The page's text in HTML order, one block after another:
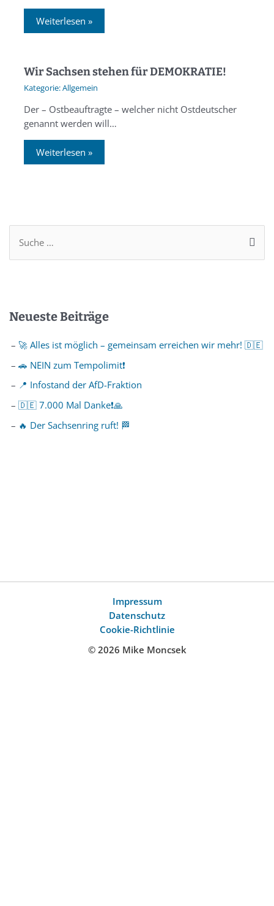
Weiterlesen »
Wir Sachsen stehen für DEMOKRATIE!
Allgemein
Der – Ostbeauftragte – welcher nicht Ostdeutscher
genannt werden will…
Weiterlesen »
Neueste Beiträge
🚀 Alles ist möglich – gemeinsam erreichen wir mehr! 🇩🇪
🚗 NEIN zum Tempolimit❗️
📍 Infostand der AfD-Fraktion
🇩🇪 7.000 Mal Danke❗️🙏
🔥 Der Sachsenring ruft! 🏁
Impressum
Datenschutz
Cookie-Richtlinie
© 2026 Mike Moncsek